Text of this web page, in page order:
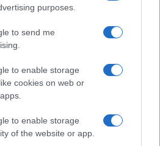
purposes.
to send me
to enable storage
cookies on web or
to enable storage
of the website or app.